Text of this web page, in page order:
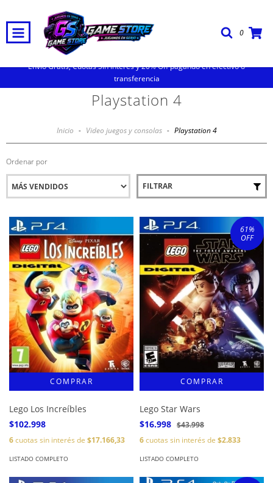
0
Envio Gratis, Cuotas Sin Interes y 20% Off pagando en efectivo o
transferencia
Playstation 4
Inicio - Video juegos y consolas - Playstation 4
Ordenar por
FILTRAR
Lego Los Increíbles
$102.998
6cuotas sin interés de $17.166,33
LISTADO COMPLETO
61%
OFF
Lego Star Wars
$16.998 $43.998
6cuotas sin interés de $2.833
LISTADO COMPLETO